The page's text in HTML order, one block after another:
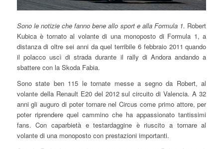
Sono le notizie che fanno bene allo sport e alla Formula 1. Robert
Kubica è tornato al volante di una monoposto di Formula 1, a
distanza di oltre sei anni da quel terribile 6 febbraio 2011 quando
il polacco uscì di strada durante il rally di Andora andando a
sbattere con la Skoda Fabia.
Sono state ben 115 le tornate messe a segno da Robert, al
volante della Renault E20 del 2012 sul circuito di Valencia. A 32
anni gli auguro di poter tornare nel Circus come primo attore, per
poter riprendere quel cammino che ha appassionato tantissimi
fans. Con caparbietà e testardaggine è riuscito a tornare al
volante di una monoposto con prestazioni importanti.